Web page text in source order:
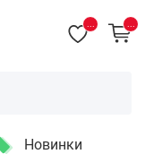
Новинки